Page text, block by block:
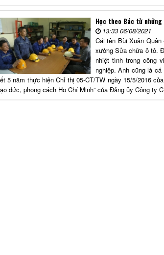
Học theo Bác từ
13:33 06/08/2021
Cái tên Bùi Xuân
xưởng Sửa chữa ô tô.
nhiệt tình trong công
nghiệp. Anh cũng là
5 năm thực hiện Chỉ thị 05-CT/TW ngày 15/5/2016
đức, phong cách Hồ Chí Minh” của Đảng ủy Công ty